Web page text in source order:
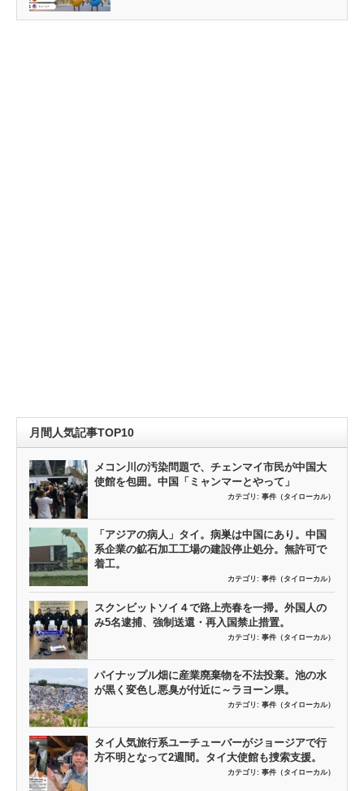
月間人気記事TOP10
メコン川の汚染問題で、チェンマイ市民が中国大
使館を包囲。中国「ミャンマーとやって」
カテゴリ: 事件（タイローカル）
「アジアの病人」タイ。病巣は中国にあり。中国
系企業の鉱石加工工場の建設停止処分。無許可で
着工。
カテゴリ: 事件（タイローカル）
スクンビットソイ４で路上売春を一掃。外国人の
み5名逮捕、強制送還・再入国禁止措置。
カテゴリ: 事件（タイローカル）
パイナップル畑に産業廃棄物を不法投棄。池の水
が黒く変色し悪臭が付近に～ラヨーン県。
カテゴリ: 事件（タイローカル）
タイ人気旅行系ユーチューバーがジョージアで行
方不明となって2週間。タイ大使館も捜索支援。
カテゴリ: 事件（タイローカル）